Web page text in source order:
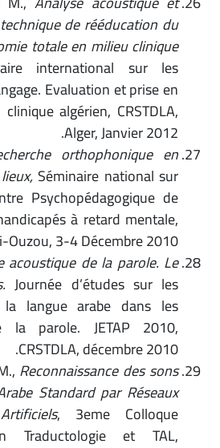
de rééducation du
totale en milieu clinique
international sur les
Evaluation et prise en
clinique algérien, CRSTDLA,
Alger, Janvier 2012.
orthophonique en
lieux,Séminaire national sur
Psychopédagogique de
à retard mentale,
Ouzou, 3-4 Décembre 2010.
acoustique de la parole. Le
Journée d’études sur les
la langue arabe dans les
la parole. JETAP 2010,
CRSTDLA, décembre 2010.
M.,Reconnaissance des sons
Standard par Réseaux
, 3eme Colloque
Traductologie et TAL,